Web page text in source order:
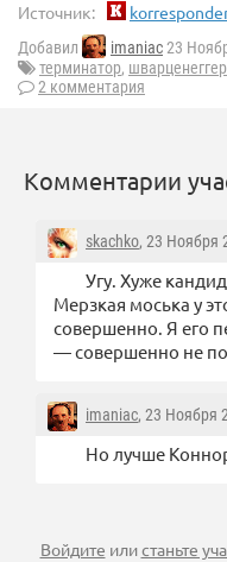
Источник:
Добавил imaniac23
терминатор, шварценеггер
2 комментария
Комментарии
skachko, 23 Ноября
Угу. Хуже
Мерзкая моська у
совершенно. Я его
— совершенно не
imaniac, 23 Ноября
Но лучше
Войдите илистаньте